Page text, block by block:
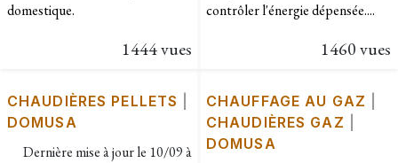
domestique.
1444 vues
contrôler l'énergie dépensée....
1460 vues
CHAUDIÈRES PELLETS
DOMUSA
Dernière mise à jour le 10/09 à
CHAUFFAGE AU GAZ
CHAUDIÈRES GAZ
DOMUSA